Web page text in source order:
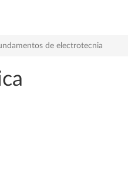
de electrotecnia